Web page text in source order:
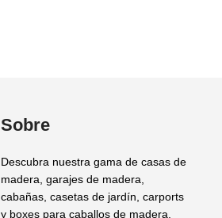
Sobre
Descubra nuestra gama de casas de
madera, garajes de madera,
cabañas, casetas de jardín, carports
y boxes para caballos de madera,